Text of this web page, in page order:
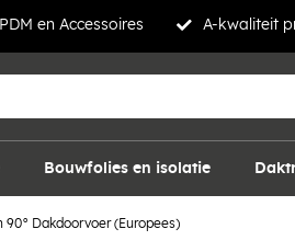
en Accessoires A-kwaliteit
Bouwfolies en isolatie
90° Dakdoorvoer (Europees)